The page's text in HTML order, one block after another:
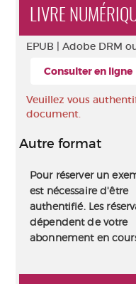
LIVRE
EPUB | Adobe DRM
Consulter en ligne
Veuillez vous
document.
Autre format
Pour réserver un
est nécessaire d'être
authentifié. Les
dépendent de votre
abonnement en